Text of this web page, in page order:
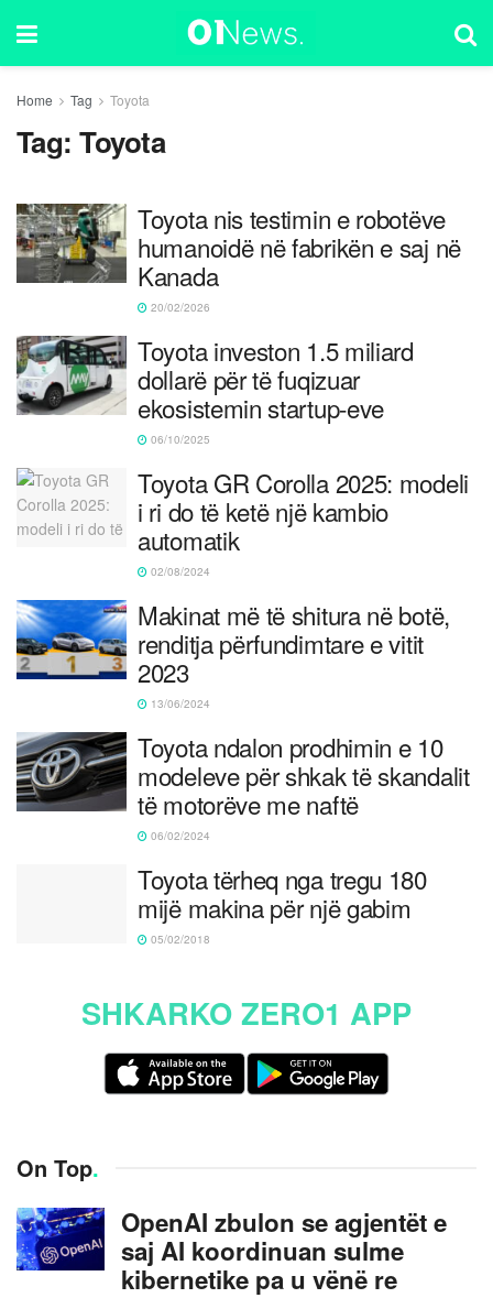
Home Tag Toyota
Tag:Toyota
Toyota nis testimin e robotëve
humanoidë në fabrikën e saj në
Kanada
20/02/2026
Toyota investon 1.5 miliard
dollarë për të fuqizuar
ekosistemin startup-eve
06/10/2025
Toyota GR Corolla 2025: modeli
i ri do të ketë një kambio
automatik
02/08/2024
Makinat më të shitura në botë,
renditja përfundimtare e vitit
2023
13/06/2024
Toyota ndalon prodhimin e 10
modeleve për shkak të skandalit
të motorëve me naftë
06/02/2024
Toyota tërheq nga tregu 180
mijë makina për një gabim
05/02/2018
SHKARKO ZERO1 APP
On Top.
OpenAI zbulon se agjentët e
saj AI koordinuan sulme
kibernetike pa u vënë re